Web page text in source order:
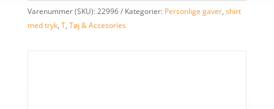
Varenummer (SKU):22996 Kategorier: Personlige gaver, shirt
med tryk, T, Tøj & Accesories